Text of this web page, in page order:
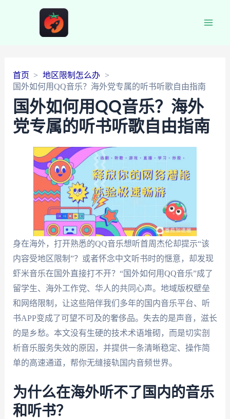
首页
地区限制怎么办
国外如何用QQ音乐？海外党专属的听书听歌自由指南
国外如何用QQ音乐？海外
党专属的听书听歌自由指南
身在海外，打开熟悉的QQ音乐想听首周杰伦却提示“该
内容受地区限制”？或者怀念中文听书时的惬意，却发现
虾米音乐在国外直接打不开？“国外如何用QQ音乐”成了
留学生、海外工作党、华人的共同心声。地域版权壁垒
和网络限制，让这些陪伴我们多年的国内音乐平台、听
书APP变成了可望不可及的奢侈品。失去的是声音，滋长
的是乡愁。本文没有生硬的技术术语堆砌，而是切实剖
析音乐服务失效的原因，并提供一条清晰稳定、操作简
单的高速通道，帮你无缝接轨国内音频世界。
为什么在海外听不了国内的音乐
和听书？